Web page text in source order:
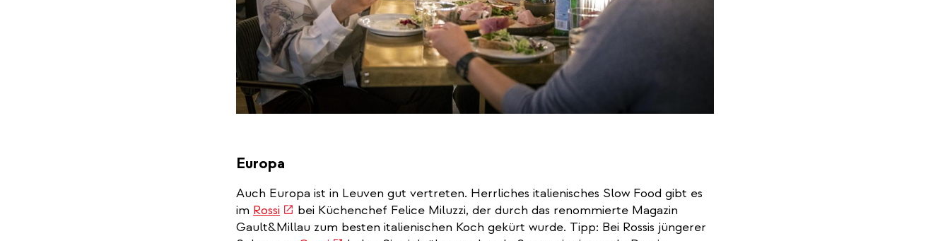
Europa
Auch Europa ist in Leuven gut vertreten. Herrliches italienisches Slow Food gibt es
im Rossi (link
is
bei Küchenchef Felice Miluzzi, der durch das renommierte Magazin
Gault&Millau zum besten italienischen Koch gekürt wurde. Tipp: Bei Rossis jüngerer